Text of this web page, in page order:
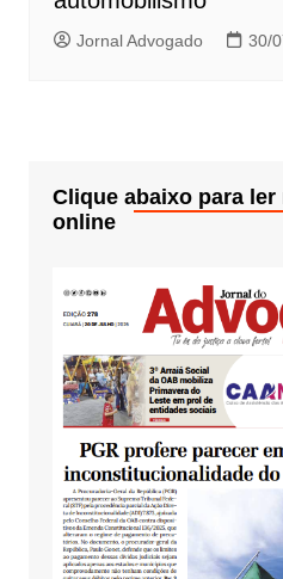
Jornal Advogado 30/
Clique abaixo para
online